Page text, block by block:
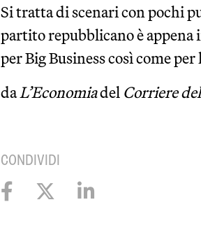
Si tratta di scenari con pochi
partito repubblicano è appena
per Big Business così come
daL’Economiadel Corriere
CONDIVIDI